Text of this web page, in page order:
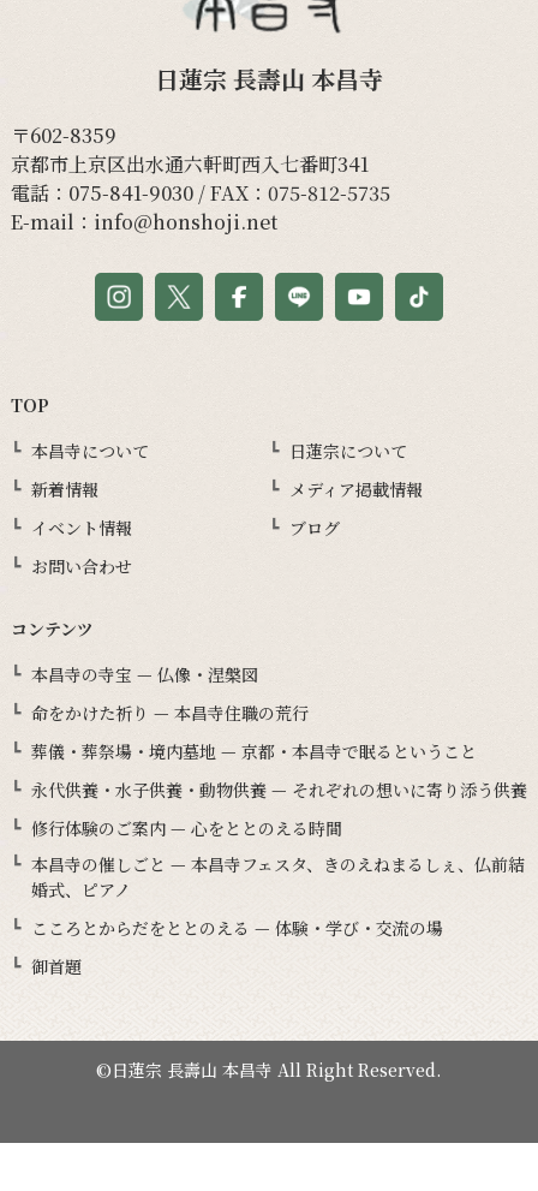
日蓮宗 長壽山 本昌寺
〒602-8359
京都市上京区出水通六軒町西入七番町341
電話： 075-841-9030/ FAX：075-812-5735
E-mail： info@honshoji.net
TOP
本昌寺について
日蓮宗について
新着情報
メディア掲載情報
イベント情報
ブログ
お問い合わせ
コンテンツ
本昌寺の寺宝 — 仏像・涅槃図
命をかけた祈り — 本昌寺住職の荒行
葬儀・葬祭場・境内墓地 — 京都・本昌寺で眠るということ
永代供養・水子供養・動物供養 — それぞれの想いに寄り添う供養
修行体験のご案内 — 心をととのえる時間
本昌寺の催しごと — 本昌寺フェスタ、きのえねまるしぇ、仏前結
婚式、ピアノ
こころとからだをととのえる — 体験・学び・交流の場
御首題
©日蓮宗 長壽山 本昌寺 All Right Reserved.